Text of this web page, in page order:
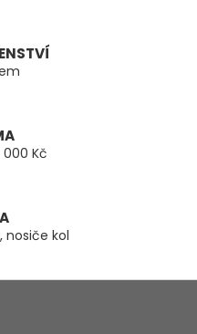
Kč
nosiče kol